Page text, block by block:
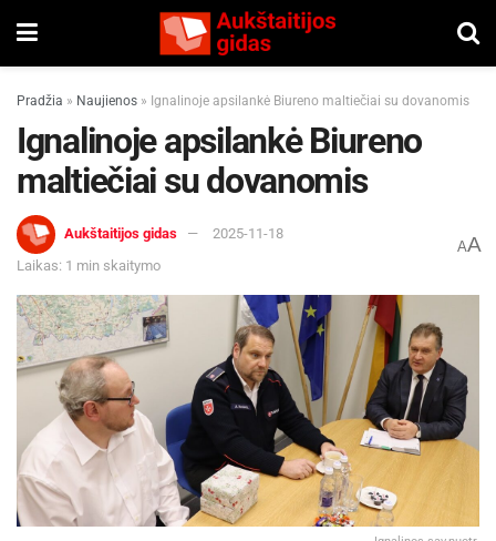
Pradžia » Naujienos » Ignalinoje apsilankė Biureno maltiečiai su dovanomis
Ignalinoje apsilankė Biureno
maltiečiai su dovanomis
Aukštaitijos gidas
2025-11-18
Laikas: 1 min skaitymo
AA